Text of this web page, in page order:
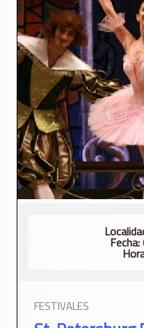
Fecha:
FESTIVALES